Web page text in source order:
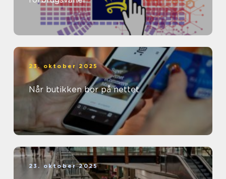
23. oktober 2025
Når butikken bor på nettet
23. oktober 2025